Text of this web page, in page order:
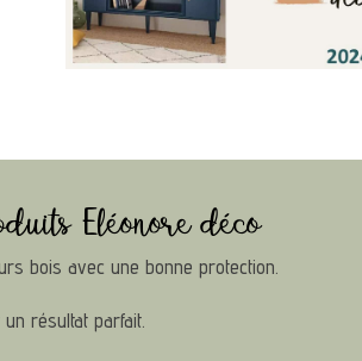
Eléonore déco
bois avec une bonne protection.
résultat parfait.